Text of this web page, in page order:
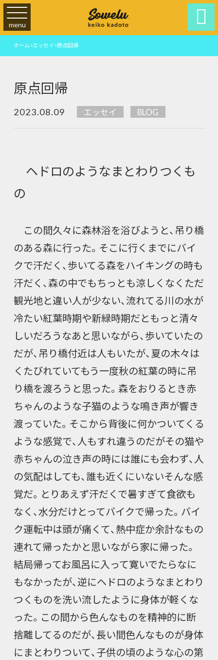
menu 
ホーム>エッセイ>原点回帰
原点回帰
2023.08.09 エッセイ BLOG
ヘドロのようなまとわりつくも
の
この間久々に森林浴を浴びようと、吊り橋
のある森に行った。そこに行くまでにバイ
クで汗だく、歩いてる森をハイキングの時も
汗だく、森の中でもちっとも涼しくなくただ
観光地と違い人が少ない、流れてる川の水が
冷たい紅葉時期や新緑時期だともっと清々
しいだろうなあと思いながら、歩いていたの
だが、吊り橋付近は人もいたが、夏の木々は
くたびれていてもう一度秋の紅葉の時に吊
り橋を渡ろうと思った。森をおりるとき赤
ちゃんのような子猫のような鳴き声が響き
渡っていた。そこから背後に何かついてくる
ような感覚で、人もすれ違うのだがその猫や
赤ちゃんの泣き声の時には誰にも会わず、人
の気配はしても、誰も近くにいないそんな感
覚だ。とりあえず汗だくで暑すぎて食欲も
なく、水分だけとってバイクで帰った。バイ
ク運転中は頭が痛くて、熱中症か余計なもの
連れて帰ったかと思いながら家に帰った。
結局帰ってお風呂に入って寛いでたらなに
もなかったが、逆にヘドロのようなまとわり
つくものを洗い流したように身体が軽くな
った。この間から色んなものを精神的に断
捨離してるのだが、長い間色んなものが身体
にまとわりついて、子供の頃のような心の第